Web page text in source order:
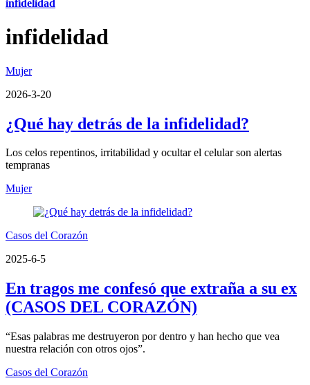
infidelidad
infidelidad
Mujer
2026-3-20
¿Qué hay detrás de la infidelidad?
Los celos repentinos, irritabilidad y ocultar el celular son alertas
tempranas
Mujer
Casos del Corazón
2025-6-5
En tragos me confesó que extraña a su ex
(CASOS DEL CORAZÓN)
“Esas palabras me destruyeron por dentro y han hecho que vea
nuestra relación con otros ojos”.
Casos del Corazón